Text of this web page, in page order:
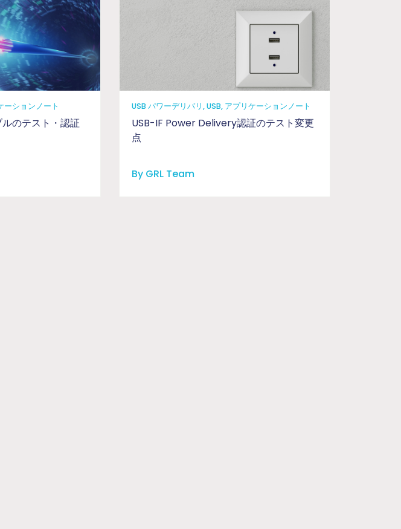
ションノート
のテスト・認証
USB パワーデリバリ, USB, アプリケーションノート
USB-IF Power Delivery認証のテスト変更
点
By GRL Team